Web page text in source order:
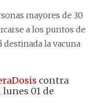
mayores de 30
a los puntos de
destinada la vacuna
contra
01 de